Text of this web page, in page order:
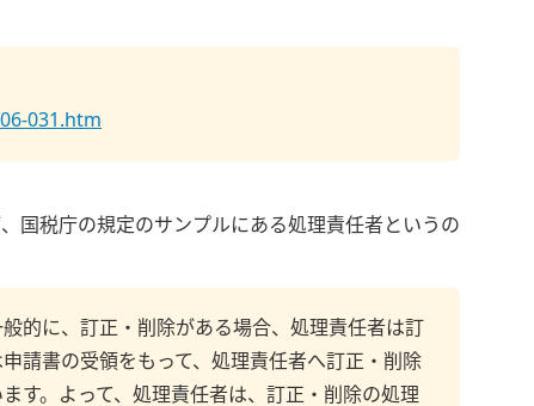
031.htm
国税庁の規定のサンプルにある処理責任者というの
的に、訂正・削除がある場合、処理責任者は訂
請書の受領をもって、処理責任者へ訂正・削除
す。よって、処理責任者は、訂正・削除の処理